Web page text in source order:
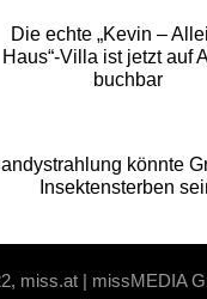
Die echte „Kevin –
Haus“-Villa ist jetzt auf
buchbar
könnte
Insektensterben
miss.at | missMEDIA